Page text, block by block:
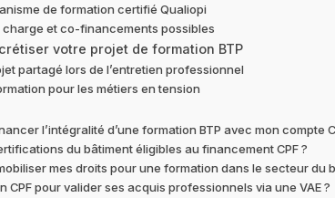
de formation certifié Qualiopi
charge et co-financements possibles
votre projet de formation BTP
partagé lors de l’entretien professionnel
pour les métiers en tension
l’intégralité d’une formation BTP avec mon compte
du bâtiment éligibles au financement CPF ?
mes droits pour une formation dans le secteur du
CPF pour valider ses acquis professionnels via une VAE ?